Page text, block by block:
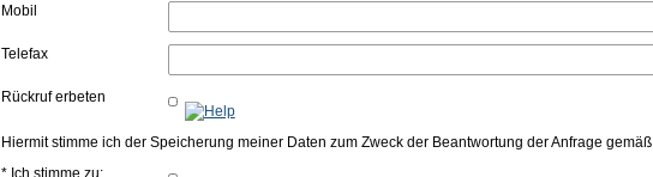
Mobil
Telefax
Rückruf erbeten
Hiermit stimme ich der Speicherung meiner Daten zum Zweck der Beantwortung der Anfrage gemäß
* Ich stimme zu: